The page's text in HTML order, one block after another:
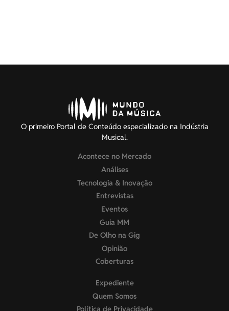
O primeiro Portal de Conteúdo especializado na Indústria
Musical.
Acontece no Mercado
Análises
Tecnologia & Inovação
Entrevistas
Eventos
Guia MM
De Olho na Gig
Opinião
Coberturas
Expediente
Quem Somos
Política de Privacidade